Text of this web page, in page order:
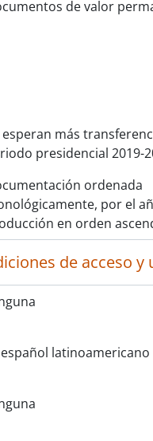
de valor
esperan más
presidencial 2019-
ordenada
por el
en orden
de acceso y
español latinoamericano